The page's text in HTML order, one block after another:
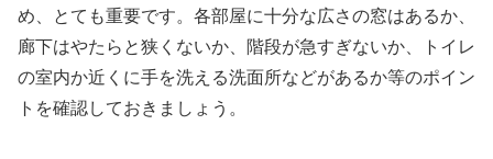
め、とても重要です。各部屋に十分な広さの窓はあるか、
廊下はやたらと狭くないか、階段が急すぎないか、トイレ
の室内か近くに手を洗える洗面所などがあるか等のポイン
トを確認しておきましょう。